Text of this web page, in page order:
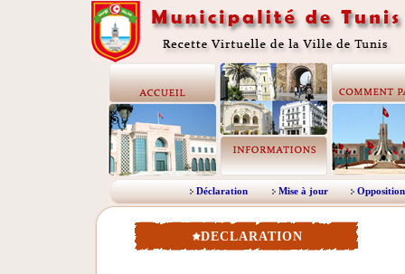
Déclaration Mise à jour Opposition
DECLARATION